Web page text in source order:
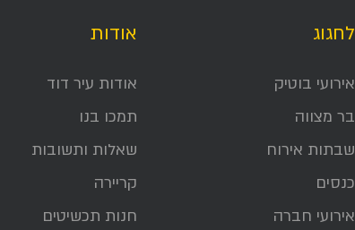
לחגוג
אירועי בוטיק
בר מצווה
שבתות אירוח
כנסים
אירועי חברה
אודות
אודות עיר דוד
תמכו בנו
שאלות ותשובות
קריירה
חנות תכשיטים